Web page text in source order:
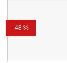
-48 %